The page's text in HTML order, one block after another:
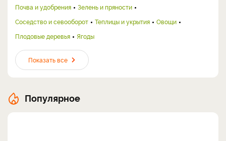
Почва и удобрения
Зелень и пряности
Соседство и севооборот
Теплицы и укрытия
Овощи
Плодовые деревья
Ягоды
Показать все
Популярное